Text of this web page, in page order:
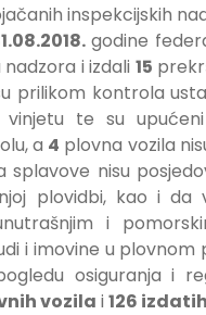
inspekcijskih
godine
i izdali 15
prilikom kontrola
vinjetu te su
a 4 plovna vozila
nisu
plovidbi, kao i da
i
i imovine u
osiguranja i
vozila i 126